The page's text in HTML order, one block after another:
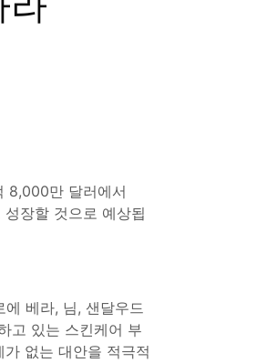
8,000만 달러에서
장할 것으로 예상됩
베라, 님, 샌달우드
고 있는 스킨케어 부
없는 대안을 적극적